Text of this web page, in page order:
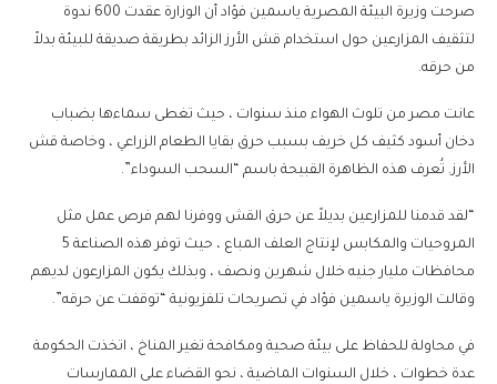
صرحت وزيرة البيئة المصرية ياسمين فؤاد أن الوزارة عقدت 600 ندوة
لتثقيف المزارعين حول استخدام قش الأرز الزائد بطريقة صديقة للبيئة بدلاً
من حرقه.
عانت مصر من تلوث الهواء منذ سنوات ، حيث تغطى سماءها بضباب
دخان أسود كثيف كل خريف بسبب حرق بقايا الطعام الزراعي ، وخاصة قش
الأرز. تُعرف هذه الظاهرة القبيحة باسم “السحب السوداء”.
“لقد قدمنا ​​للمزارعين بديلاً عن حرق القش ووفرنا لهم فرص عمل مثل
المروحيات والمكابس لإنتاج العلف المباع ، حيث توفر هذه الصناعة 5
محافظات مليار جنيه خلال شهرين ونصف ، وبذلك يكون المزارعون لديهم
وقالت الوزيرة ياسمين فؤاد في تصريحات تلفزيونية “توقفت عن حرقه”.
في محاولة للحفاظ على بيئة صحية ومكافحة تغير المناخ ، اتخذت الحكومة
عدة خطوات ، خلال السنوات الماضية ، نحو القضاء على الممارسات